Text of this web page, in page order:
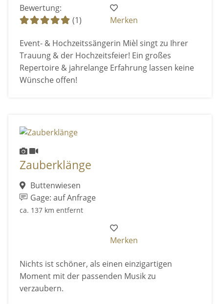
Bewertung:
(1)
Merken
Event- & Hochzeitssängerin Mièl singt zu Ihrer
Trauung & der Hochzeitsfeier! Ein großes
Repertoire & jahrelange Erfahrung lassen keine
Wünsche offen!
Zauberklänge
Buttenwiesen
Gage: auf Anfrage
ca. 137 km entfernt
Merken
Nichts ist schöner, als einen einzigartigen
Moment mit der passenden Musik zu
verzaubern.